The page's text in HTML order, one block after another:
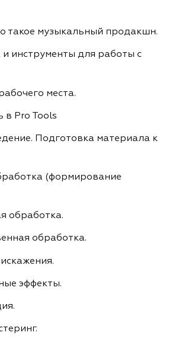
такое музыкальный продакшн.
и инструменты для работы с
места.
в Pro Tools
Подготовка материала к
(формирование
обработка.
обработка.
эффекты.